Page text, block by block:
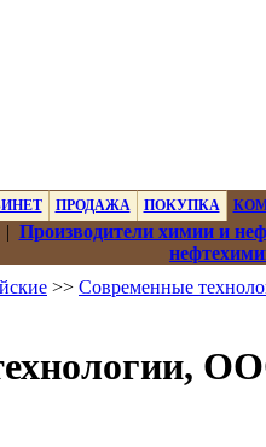
ПРОДАЖА ПОКУПКА
Производители химии и
>> Современные